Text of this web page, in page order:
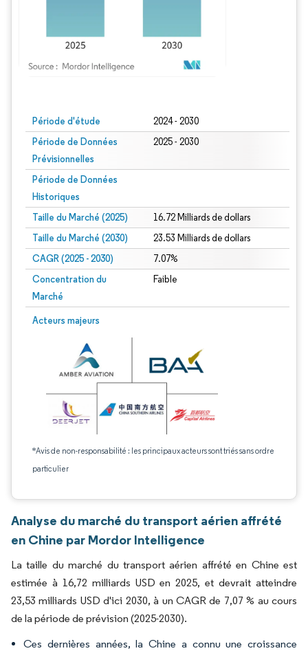
Période d'étude 2024 - 2030
Période de Données
Prévisionnelles
2025 - 2030
Période de Données
Historiques
Taille du Marché (2025)
16.72 Milliards de dollars
Taille du Marché (2030) 23.53 Milliards de dollars
CAGR (2025 - 2030) 7.07%
Concentration du
Marché
Faible
Acteurs majeurs
*Avis de non-responsabilité : les principaux acteurs sont triés sans ordre
particulier
Analyse du marché du transport aérien affrété
en Chine par Mordor Intelligence
La taille du marché du transport aérien affrété en Chine est
estimée à 16,72 milliards USD en 2025, et devrait atteindre
23,53 milliards USD d'ici 2030, à un CAGR de 7,07 % au cours
de la période de prévision (2025-2030).
Ces dernières années, la Chine a connu une croissance